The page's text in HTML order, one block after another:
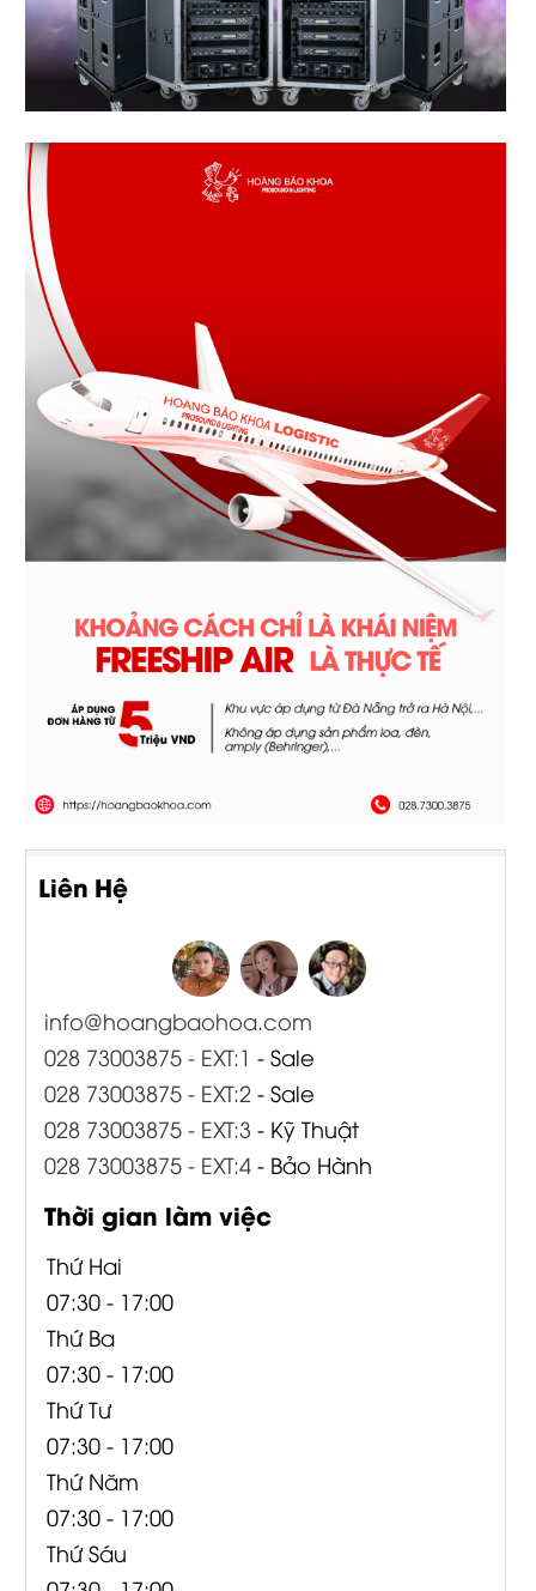
Liên Hệ
info@hoangbaohoa.com
028 73003875 - EXT:1 - Sale
028 73003875 - EXT:2- Sale
028 73003875 - EXT:3 - Kỹ Thuật
028 73003875 - EXT:4- Bảo Hành
Thời gian làm việc
Thứ Hai
07:30 - 17:00
Thứ Ba
07:30 - 17:00
Thứ Tư
07:30 - 17:00
Thứ Năm
07:30 - 17:00
Thứ Sáu